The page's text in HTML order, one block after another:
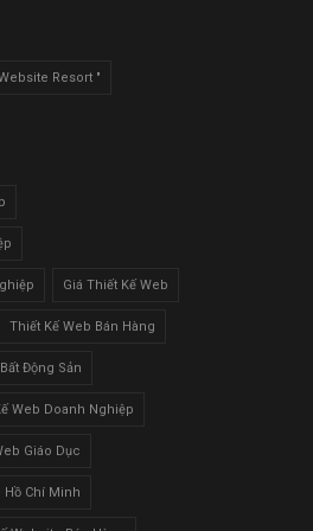
Resort "
Giá Thiết Kế Web
Thiết Kế Web Bán Hàng
Động Sản
Web Doanh Nghiệp
Giáo Dục
Hồ Chí Minh